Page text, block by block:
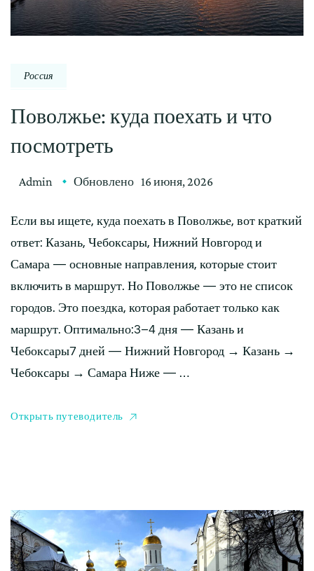
Россия
Поволжье: куда поехать и что
посмотреть
Admin Обновлено 16 июня, 2026
Если вы ищете, куда поехать в Поволжье, вот краткий
ответ: Казань, Чебоксары, Нижний Новгород и
Самара — основные направления, которые стоит
включить в маршрут. Но Поволжье — это не список
городов. Это поездка, которая работает только как
маршрут. Оптимально:3–4 дня — Казань и
Чебоксары7 дней — Нижний Новгород → Казань →
Чебоксары → Самара Ниже — …
Открыть путеводитель